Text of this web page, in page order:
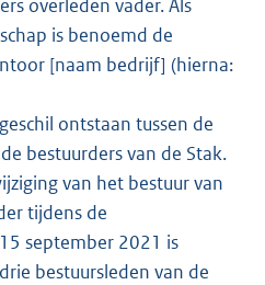
overleden vader. Als
is benoemd de
[naam bedrijf] (hierna:
ontstaan tussen de
bestuurders van de Stak.
van het bestuur van
tijdens de
september 2021 is
bestuursleden van de